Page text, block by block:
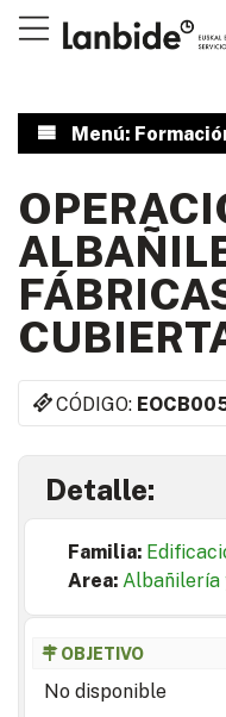
Menú:
CÓDIGO:
Detalle:
Familia:
Area: Albañilería
OBJETIVO
No disponible